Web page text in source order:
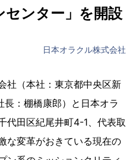
ンター」を開設
日本オラクル株式会社
社（本社：東京都中央区新
：棚橋康郎）と日本オラ
代田区紀尾井町4-1、代表取
な変革がおきている現在の